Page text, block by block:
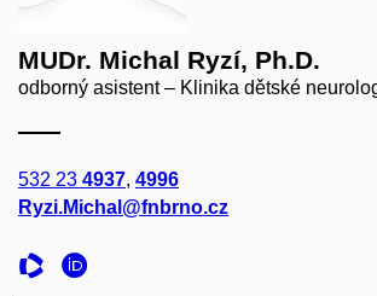
MUDr. Michal Ryzí, Ph.D.
odborný asistent – Klinika dětské
532 23 4937, 4996
Ryzi.Michal@fnbrno.cz